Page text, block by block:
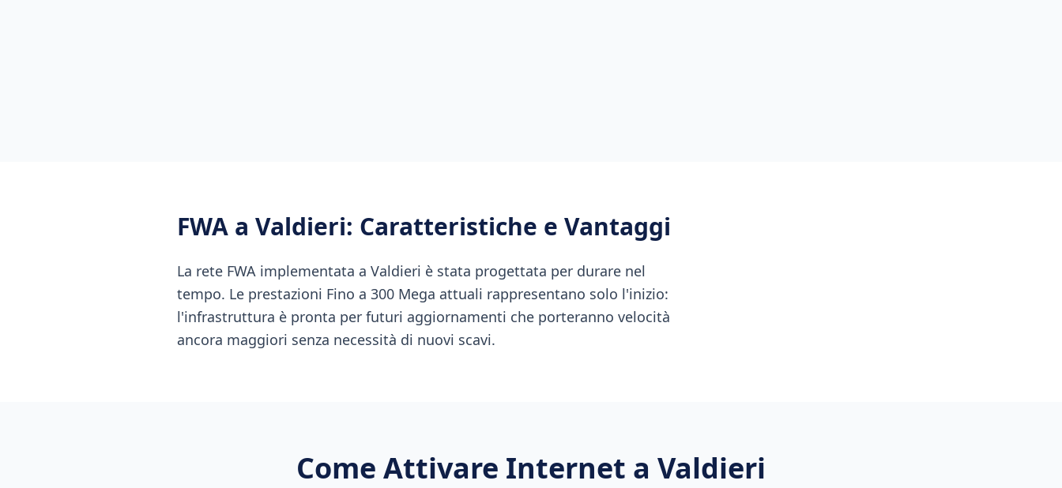
FWA a Valdieri: Caratteristiche e Vantaggi
La rete FWA implementata a Valdieri è stata progettata per durare nel
tempo. Le prestazioni Fino a 300 Mega attuali rappresentano solo l'inizio:
l'infrastruttura è pronta per futuri aggiornamenti che porteranno velocità
ancora maggiori senza necessità di nuovi scavi.
Come Attivare Internet a Valdieri